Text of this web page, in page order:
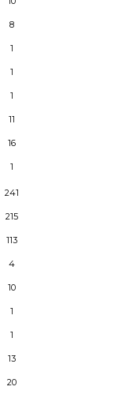
8
1
1
1
11
16
1
241
215
113
4
10
1
1
13
20